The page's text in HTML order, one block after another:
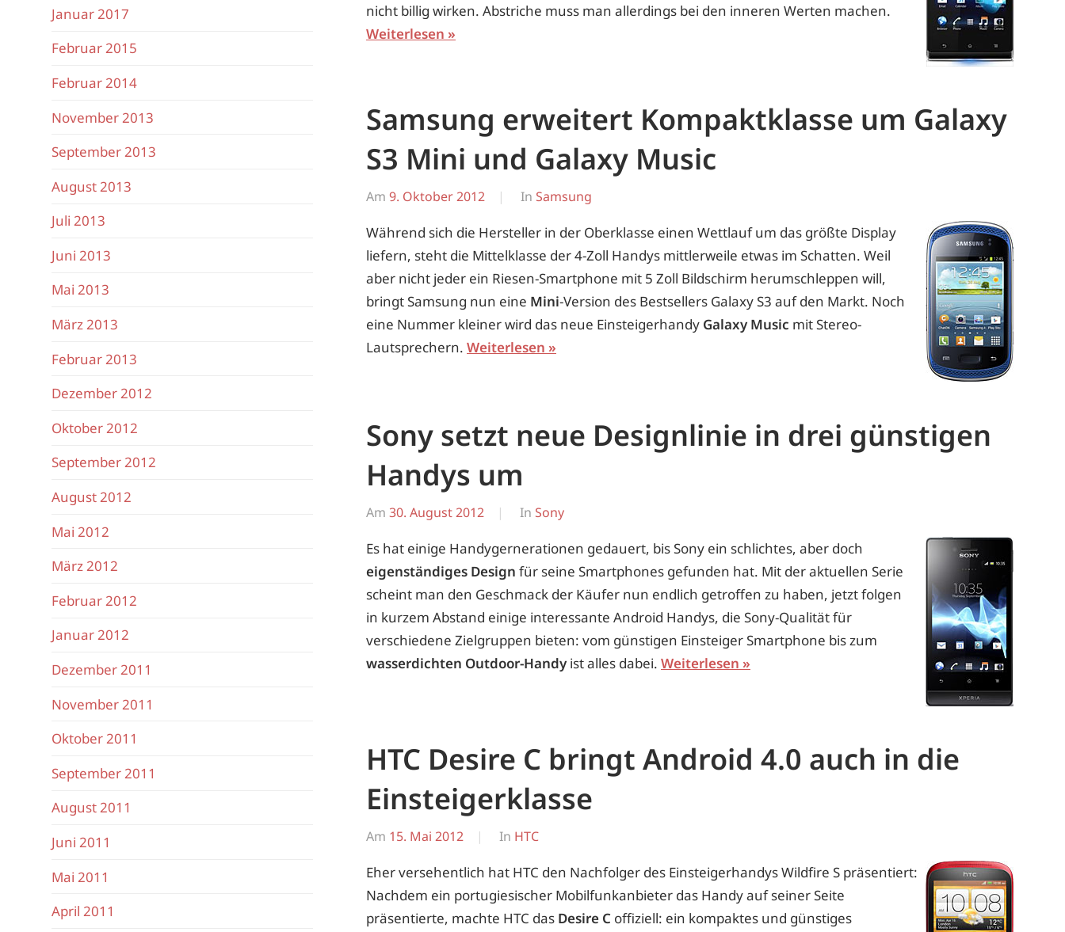
nicht billig wirken. Abstriche muss man allerdings bei den inneren Werten machen.
Weiterlesen
Samsung erweitert Kompaktklasse um Galaxy
S3 Mini und Galaxy Music
Am 9. Oktober 2012
Von
In Samsung
Während sich die Hersteller in der Oberklasse einen Wettlauf um das größte Display
liefern, steht die Mittelklasse der 4-Zoll Handys mittlerweile etwas im Schatten. Weil
aber nicht jeder ein Riesen-Smartphone mit 5 Zoll Bildschirm herumschleppen will,
bringt Samsung nun eine Mini-Version des Bestsellers Galaxy S3 auf den Markt. Noch
eine Nummer kleiner wird das neue Einsteigerhandy Galaxy Music mit Stereo-
Lautsprechern. Weiterlesen
Sony setzt neue Designlinie in drei günstigen
Handys um
Am 30. August 2012
Von
In Sony
Es hat einige Handygernerationen gedauert, bis Sony ein schlichtes, aber doch
eigenständiges Design für seine Smartphones gefunden hat. Mit der aktuellen Serie
scheint man den Geschmack der Käufer nun endlich getroffen zu haben, jetzt folgen
in kurzem Abstand einige interessante Android Handys, die Sony-Qualität für
verschiedene Zielgruppen bieten: vom günstigen Einsteiger Smartphone bis zum
wasserdichten Outdoor-Handy ist alles dabei. Weiterlesen
HTC Desire C bringt Android 4.0 auch in die
Einsteigerklasse
Am 15. Mai 2012
Von
In HTC
Eher versehentlich hat HTC den Nachfolger des Einsteigerhandys Wildfire S präsentiert:
Nachdem ein portugiesischer Mobilfunkanbieter das Handy auf seiner Seite
präsentierte, machte HTC das Desire C offiziell: ein kompaktes und günstiges
Januar 2017
Februar 2015
Februar 2014
November 2013
September 2013
August 2013
Juli 2013
Juni 2013
Mai 2013
März 2013
Februar 2013
Dezember 2012
Oktober 2012
September 2012
August 2012
Mai 2012
März 2012
Februar 2012
Januar 2012
Dezember 2011
November 2011
Oktober 2011
September 2011
August 2011
Juni 2011
Mai 2011
April 2011